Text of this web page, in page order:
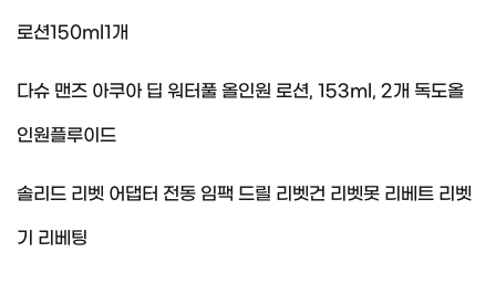
로션150ml1개
다슈 맨즈 아쿠아 딥 워터풀 올인원 로션, 153ml, 2개 독도올
인원플루이드
솔리드 리벳 어댑터 전동 임팩 드릴 리벳건 리벳못 리베트 리벳
기 리베팅